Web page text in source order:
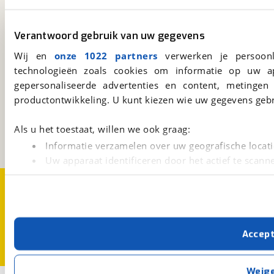
Verantwoord gebruik van uw gegevens
Wij en onze 1022 partners verwerken je
technologieën zoals cookies om informatie op
gepersonaliseerde advertenties en content,
productontwikkeling. U kunt kiezen wie uw gegevens
Als u het toestaat, willen we ook graag:
Informatie verzamelen over uw geografische
Uw apparaat identificeren door het actief te
Met cookies en vergelijkbare technieken zorgen we
cookies zorgen ervoor dat de website goed werkt.
verbeteren. We tonen je graag relevante advertenties
buiten onze website volgt – uiteraard op
viaBOVAG.nl
Kosterijland 15
Een initiatief van
BOVAG
Altijd het meest recente aanbod bij de hand.
Download 'm nu.